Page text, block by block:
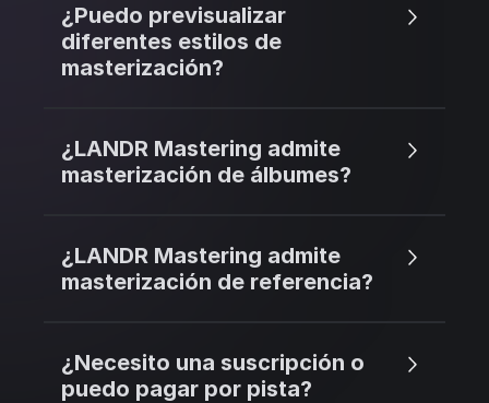
¿Puedo previsualizar
diferentes estilos de
masterización?
¿LANDR Mastering admite
masterización de álbumes?
¿LANDR Mastering admite
masterización de referencia?
¿Necesito una suscripción o
puedo pagar por pista?